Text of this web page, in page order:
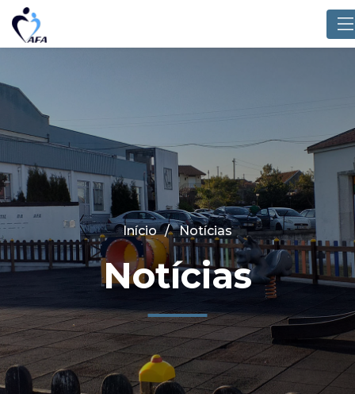
Início Notícias
Notícias